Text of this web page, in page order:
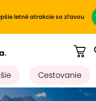
letné atrakcie so zľavou
Cestovanie